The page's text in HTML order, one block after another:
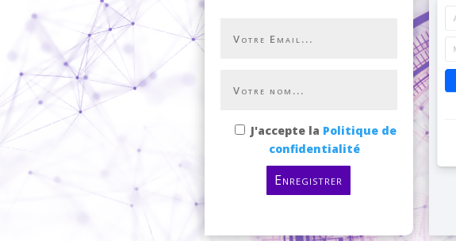
J'accepte la Politique de
confidentialité
Enregistrer